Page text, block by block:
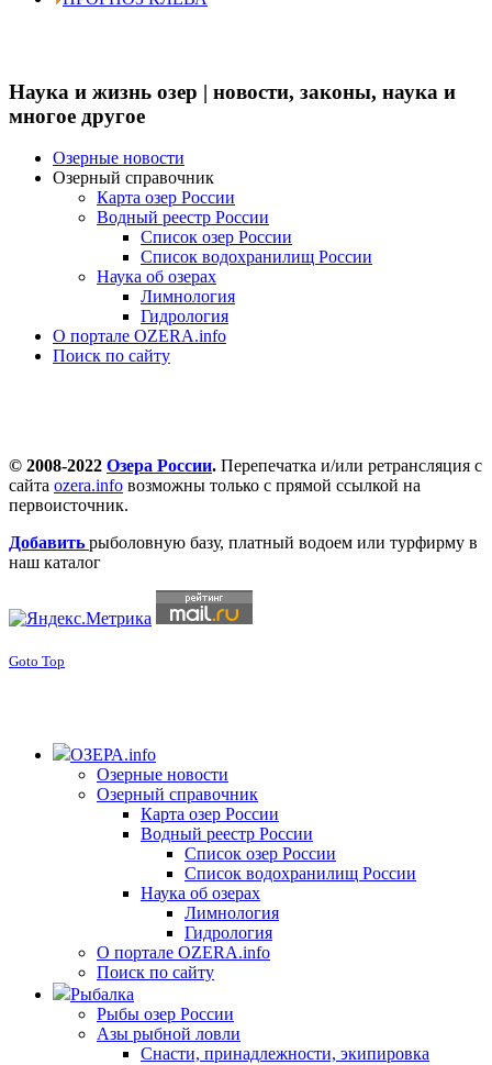
Наука и жизнь озер | новости, законы, наука и
многое другое
Озерные новости
Озерный справочник
Карта озер России
Водный реестр России
Список озер России
Список водохранилищ России
Наука об озерах
Лимнология
Гидрология
О портале OZERA.info
Поиск по сайту
© 2008-2022 Озера России. Перепечатка и/или ретрансляция с
сайта ozera.info возможны только с прямой ссылкой на
первоисточник.
Добавить рыболовную базу, платный водоем или турфирму в
наш каталог
Goto Top
ОЗЕРА.info
Озерные новости
Озерный справочник
Карта озер России
Водный реестр России
Список озер России
Список водохранилищ России
Наука об озерах
Лимнология
Гидрология
О портале OZERA.info
Поиск по сайту
Рыбалка
Рыбы озер России
Азы рыбной ловли
Снасти, принадлежности, экипировка